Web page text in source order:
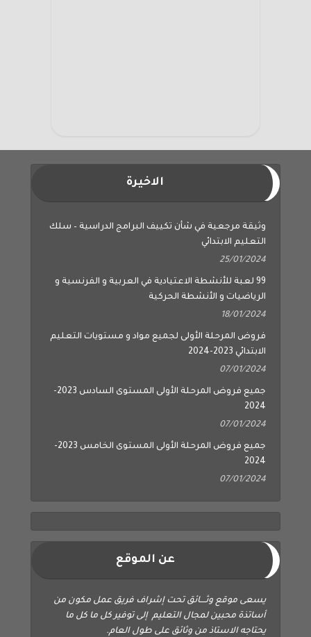
الاخيرة
وثيقة مرجعية في شأن تكييف البرامج الدراسية – سلك
التعليم الابتدائي
25/01/2024
99 لعبة للأنشطة الاعتيادية في العربية و الفرنسية و
الرياضيات و الأنشطة الحركية
18/01/2024
فروض المرحلة الأولى لجميع مواد و مستويات التعليم
الابتدائي 2023-2024
07/01/2024
جميع فروض المرحلة الأولى المستوى السادس 2023-
2024
07/01/2024
جميع فروض المرحلة الأولى المستوى الخامس 2023-
2024
07/01/2024
عن الموقع
يسعى موقع وثــــائق تحت إشراف فريق عمل مكون من
أساتذة محبين لمجال التعليم إلى توفير كل ما كل ما
يحتاجه الاستاذ من وثائق على طول العام.